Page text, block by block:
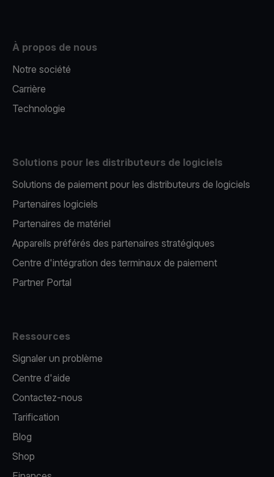
À propos de nous
Notre société
Carrière
Technologie
Solutions pour les distributeurs de logiciels
Solutions de paiement pour les distributeurs de logiciels
Partenaires logiciels
Partenaires de matériel
Appareils préférés des partenaires stratégiques
Centre d'intégration des terminaux de paiement
Partner Portal
Ressources
Signaler un problème
Centre d'aide
Contactez-nous
Tarification
Blog
Shop